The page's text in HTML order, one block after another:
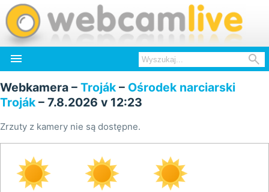
 
Webkamera – Troják – Ośrodek narciarski
Troják – 7.8.2026 v 12:23
Zrzuty z kamery nie są dostępne.